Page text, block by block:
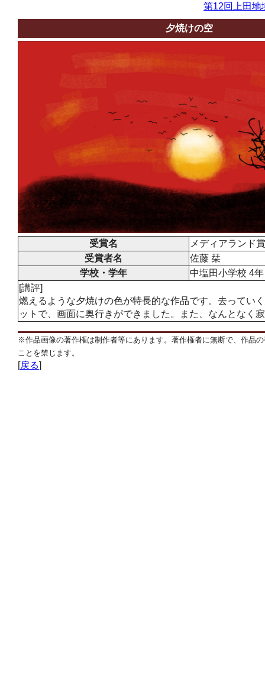
第12回上田地
夕焼けの空
受賞名
メディアランド賞
受賞者名
佐藤 栞
学校・学年
中塩田小学校 4年
[講評]
燃えるような夕焼けの色が特長的な作品です。去ってい
ットで、画面に奥行きができました。また、なんとなく
※作品画像の著作権は制作者等にあります。著作権者に無断で、作品
ことを禁じます。
[戻る]